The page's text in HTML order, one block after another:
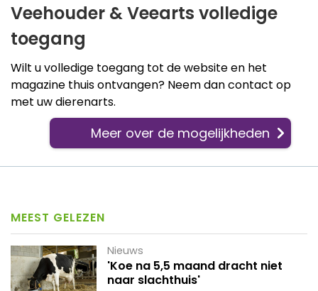
Veehouder & Veearts volledige
toegang
Wilt u volledige toegang tot de website en het
magazine thuis ontvangen? Neem dan contact op
met uw dierenarts.
Meer over de mogelijkheden
MEEST GELEZEN
Nieuws
'Koe na 5,5 maand dracht niet
naar slachthuis'